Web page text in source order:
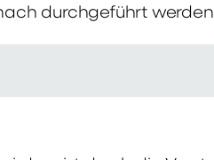
durchgeführt